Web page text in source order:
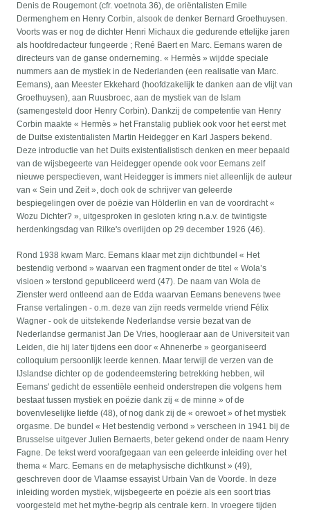
Denis de Rougemont (cfr. voetnota 36), de oriëntalisten Emile
Dermenghem en Henry Corbin, alsook de denker Bernard Groethuysen.
Voorts was er nog de dichter Henri Michaux die gedurende ettelijke jaren
als hoofdredacteur fungeerde ; René Baert en Marc. Eemans waren de
directeurs van de ganse onderneming. « Hermès » wijdde speciale
nummers aan de mystiek in de Nederlanden (een realisatie van Marc.
Eemans), aan Meester Ekkehard (hoofdzakelijk te danken aan de vlijt van
Groethuysen), aan Ruusbroec, aan de mystiek van de Islam
(samengesteld door Henry Corbin). Dankzij de competentie van Henry
Corbin maakte « Hermès » het Franstalig publiek ook voor het eerst met
de Duitse existentialisten Martin Heidegger en Karl Jaspers bekend.
Deze introductie van het Duits existentialistisch denken en meer bepaald
van de wijsbegeerte van Heidegger opende ook voor Eemans zelf
nieuwe perspectieven, want Heidegger is immers niet alleenlijk de auteur
van « Sein und Zeit », doch ook de schrijver van geleerde
bespiegelingen over de poëzie van Hölderlin en van de voordracht «
Wozu Dichter? », uitgesproken in gesloten kring n.a.v. de twintigste
herdenkingsdag van Rilke's overlijden op 29 december 1926 (46).
Rond 1938 kwam Marc. Eemans klaar met zijn dichtbundel « Het
bestendig verbond » waarvan een fragment onder de titel « Wola’s
visioen » terstond gepubliceerd werd (47). De naam van Wola de
Zienster werd ontleend aan de Edda waarvan Eemans benevens twee
Franse vertalingen - o.m. deze van zijn reeds vermelde vriend Félix
Wagner - ook de uitstekende Nederlandse versie bezat van de
Nederlandse germanist Jan De Vries, hoogleraar aan de Universiteit van
Leiden, die hij later tijdens een door « Ahnenerbe » georganiseerd
colloquium persoonlijk leerde kennen. Maar terwijl de verzen van de
IJslandse dichter op de godendeemstering betrekking hebben, wil
Eemans' gedicht de essentiële eenheid onderstrepen die volgens hem
bestaat tussen mystiek en poëzie dank zij « de minne » of de
bovenvleselijke liefde (48), of nog dank zij de « orewoet » of het mystiek
orgasme. De bundel « Het bestendig verbond » verscheen in 1941 bij de
Brusselse uitgever Julien Bernaerts, beter gekend onder de naam Henry
Fagne. De tekst werd voorafgegaan van een geleerde inleiding over het
thema « Marc. Eemans en de metaphysische dichtkunst » (49),
geschreven door de Vlaamse essayist Urbain Van de Voorde. In deze
inleiding worden mystiek, wijsbegeerte en poëzie als een soort trias
voorgesteld met het mythe-begrip als centrale kern. In vroegere tijden